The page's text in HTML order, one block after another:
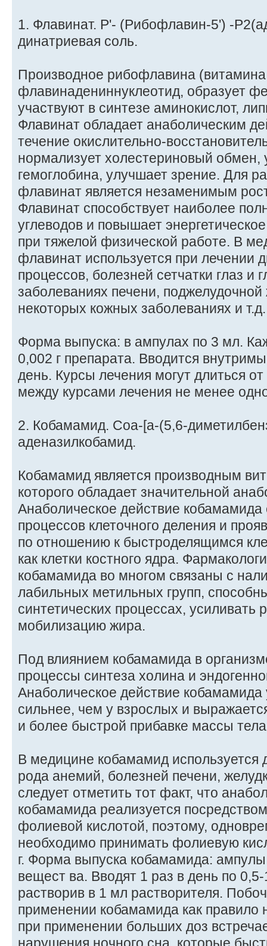
1. Флавинат. P'- (Рибофлавин-5') -
динатриевая соль.
Производное рибофлавина
флавинадениннуклеотид, образует
участвуют в синтезе аминокислот,
Флавинат обладает анаболическим
течение окислительно-
нормализует холестериновый обмен,
гемоглобина, улучшает зрение. Для
флавинат является незаменимым
Флавинат способствует наиболее
углеводов и повышает
при тяжелой физической работе. В
флавинат используется при лечении
процессов, болезней сетчатки глаз и
заболеваниях печени,
некоторых кожных заболеваниях и т.д.
Форма выпуска: в ампулах по 3 мл.
0,002 г препарата. Вводится
день. Курсы лечения могут длиться
между курсами лечения не менее
2. Кобамамид. Соа-[а-(5,6-
аденазилкобамид.
Кобамамид является производным
которого обладает значительной
Анаболическое действие
процессов клеточного деления и
по отношению к быстроделящимся
как клетки костного ядра.
кобамамида во многом связаны с
лабильных метильных групп,
синтетических процессах, усиливать
мобилизацию жира.
Под влиянием кобамамида в
процессы синтеза холина и
Анаболическое действие кобамамида
сильнее, чем у взрослых и
и более быстрой прибавке массы
В медицине кобамамид используется
рода анемий, болезней печени,
следует отметить тот факт, что
кобамамида реализуется
фолиевой кислотой, поэтому,
необходимо принимать фолиевую
г. Форма выпуска кобамамида: ампулы
вещест ва. Вводят 1 раз в день по
растворив в 1 мл растворителя.
применении кобамамида как правило
при применении больших доз